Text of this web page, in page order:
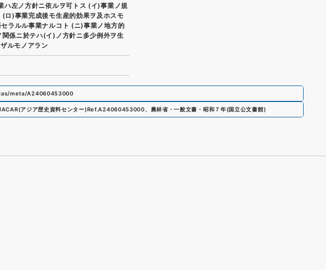
ハ左ノ方針ニ依ルヲ可トス (イ)事業ノ規
ロ)事業完成後モ生産的効果ヲ及ホスモ
ラルル事業ナルコト (ニ)事業ノ地方的
係ニ於テハ(イ)ノ方針ニ多少例外ヲ生
ルモノアラン
meta/A24060453000
アジア歴史資料センター)Ref.A24060453000、 農林省・一般文書・昭和７年(国立公文書館)